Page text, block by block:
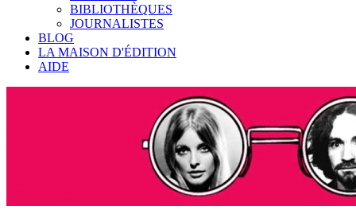
BIBLIOTHÈQUES
JOURNALISTES
BLOG
LA MAISON D'ÉDITION
AIDE